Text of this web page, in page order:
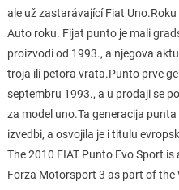
ale už zastarávající Fiat
Auto roku. Fijat punto je mali
proizvodi od 1993., a njegova
troja ili petora vrata.Punto prve
septembru 1993., a u prodaji se
za model uno.Ta generacija
izvedbi, a osvojila je i titulu
The 2010 FIAT Punto Evo Sport
Forza Motorsport 3 as part of the